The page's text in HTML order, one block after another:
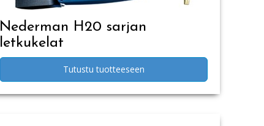
Nederman H20 sarjan
letkukelat
Tutustu tuotteeseen